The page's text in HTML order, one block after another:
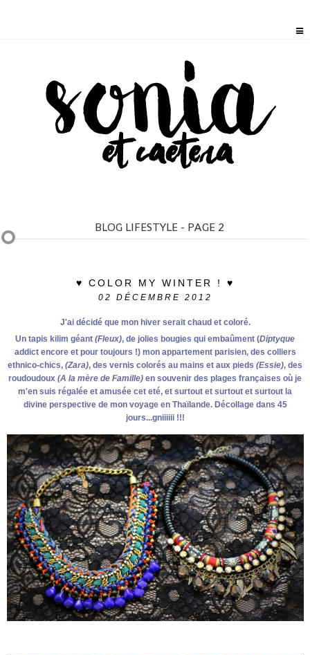
BLOG LIFESTYLE - PAGE 2
♥ COLOR MY WINTER ! ♥
02 DÉCEMBRE 2012
J'ai décidé que mon hiver serait chaud et coloré.
Un tapis kilim géant (Fleux), de jolies bougies qui embaûment (Diptyque
addict encore et pour toujours !) mon appartement parisien, des colliers
ethnico-chics, (Zara), des vernis colorés au mains et aux pieds (Essie), des
roudoudoux (A la mère de Famille) en souvenir des plages françaises où je
m'en suis régalée et amusée cet eté, et surtout et surtout et surtout la
divine perspective de mon voyage en Thaïlande. Décollage dans 45
jours...gniiiiii !!!